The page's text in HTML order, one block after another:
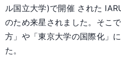
ル国立大学)で開催 された
のため来星されました。そこ
方」や「東京大学の国際化」
た。